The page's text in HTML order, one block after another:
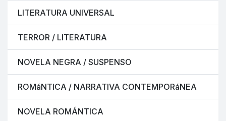
LITERATURA UNIVERSAL
TERROR / LITERATURA
NOVELA NEGRA / SUSPENSO
ROMáNTICA / NARRATIVA CONTEMPORáNEA
NOVELA ROMÁNTICA